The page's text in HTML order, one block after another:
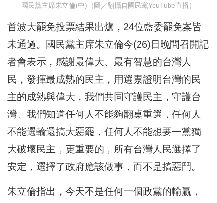
國民黨主席朱立倫(中)（圖／翻攝自國民黨YouTube直播）
首波大罷免投票結果出爐，24位藍委罷免案皆
未通過。國民黨主席朱立倫今(26)日晚間召開記
者會表示，感謝最偉大、最有智慧的台灣人
民，發揮最成熟的民主，用選票證明台灣的民
主的成熟與偉大，我們共同守護民主，守護台
灣。我們知道任何人不能夠翻桌重選，任何人
不能選輸還搞大惡罷，任何人不能想要一黨獨
大破壞民主，更重要的，所有台灣人民選擇了
安定，選擇了政府應該做事，而不是搞惡鬥。
朱立倫指出，今天不是任何一個政黨的輸贏，